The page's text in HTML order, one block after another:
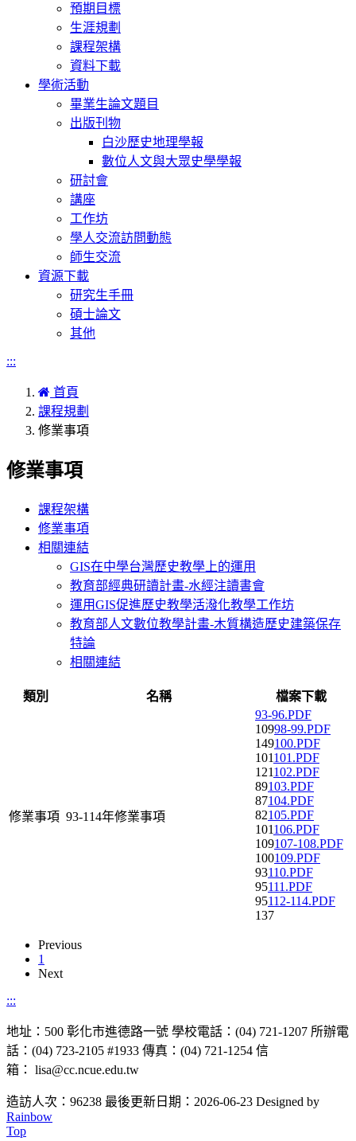
預期目標
生涯規劃
課程架構
資料下載
學術活動
畢業生論文題目
出版刊物
白沙歷史地理學報
數位人文與大眾史學學報
研討會
講座
工作坊
學人交流訪問動態
師生交流
資源下載
研究生手冊
碩士論文
其他
:::
首頁
課程規劃
修業事項
修業事項
課程架構
修業事項
相關連結
GIS在中學台灣歷史教學上的運用
教育部經典研讀計畫-水經注讀書會
運用GIS促進歷史教學活潑化教學工作坊
教育部人文數位教學計畫-木質構造歷史建築保存
特論
相關連結
類別 名稱 檔案下載
修業事項 93-114年修業事項
93-96.PDF
10998-99.PDF
149100.PDF
101101.PDF
121102.PDF
89103.PDF
87104.PDF
82105.PDF
101106.PDF
109107-108.PDF
100109.PDF
93110.PDF
95111.PDF
95112-114.PDF
137
Previous
1
Next
:::
地址：500 彰化市進德路一號 學校電話：(04) 721-1207 所辦電
話：(04) 723-2105 #1933 傳真：(04) 721-1254 信
箱： lisa@cc.ncue.edu.tw
造訪人次：96238 最後更新日期：2026-06-23 Designed by
Rainbow
Top